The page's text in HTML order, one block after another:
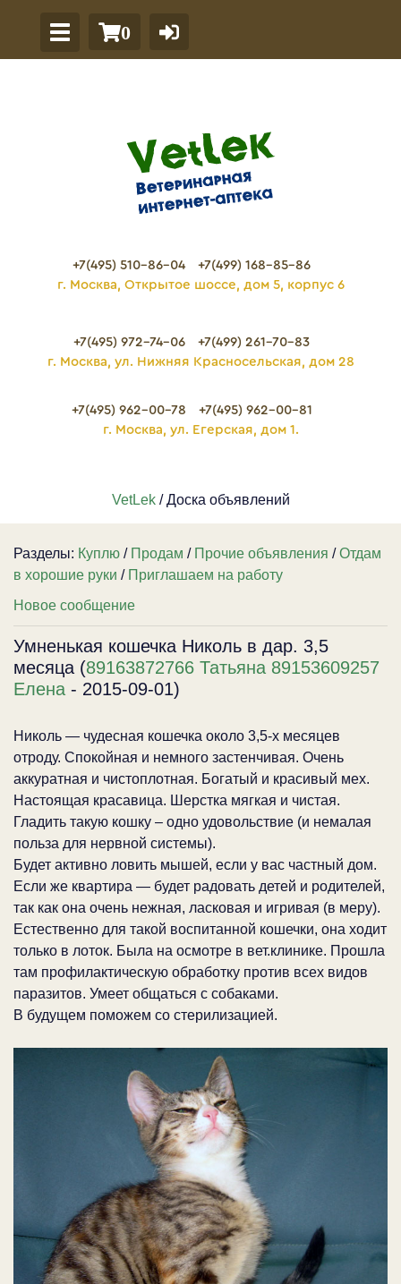
0
+7(495) 510-86-04
+7(499) 168-85-86
г. Москва, Открытое шоссе, дом 5, корпус 6
+7(495) 972-74-06
+7(499) 261-70-83
г. Москва, ул. Нижняя Красносельская, дом 28
+7(495) 962-00-78
+7(495) 962-00-81
г. Москва, ул. Егерская, дом 1.
VetLek/ Доска объявлений
Разделы: Куплю / Продам / Прочие объявления /Отдам
в хорошие руки / Приглашаем на работу
Новое сообщение
Умненькая кошечка Николь в дар. 3,5
месяца (89163872766 Татьяна 89153609257
Елена - 2015-09-01)
Николь — чудесная кошечка около 3,5-х месяцев
отроду. Спокойная и немного застенчивая. Очень
аккуратная и чистоплотная. Богатый и красивый мех.
Настоящая красавица. Шерстка мягкая и чистая.
Гладить такую кошку – одно удовольствие (и немалая
польза для нервной системы).
Будет активно ловить мышей, если у вас частный дом.
Если же квартира — будет радовать детей и родителей,
так как она очень нежная, ласковая и игривая (в меру).
Естественно для такой воспитанной кошечки, она ходит
только в лоток. Была на осмотре в вет.клинике. Прошла
там профилактическую обработку против всех видов
паразитов. Умеет общаться с собаками.
В будущем поможем со стерилизацией.